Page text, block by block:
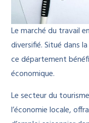
Le marché du travail
diversifié. Situé dans
ce département
économique.
Le secteur du
l’économie locale,